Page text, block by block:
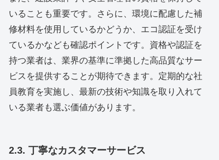
いることも重要です。さらに、環境に配慮した補
修材料を使用しているかどうか、エコ認証を受け
ているかなども確認ポイントです。資格や認証を
持つ業者は、業界の基準に準拠した高品質なサー
ビスを提供することが期待できます。定期的な社
員教育を実施し、最新の技術や知識を取り入れて
いる業者も選ぶ価値があります。
2.3. 丁寧なカスタマーサービス